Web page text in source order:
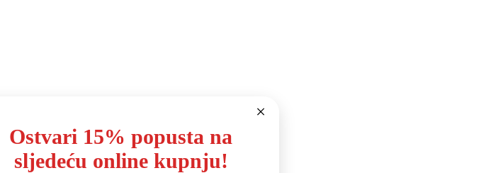
Ostvari 15% popusta na
sljedeću online kupnju!